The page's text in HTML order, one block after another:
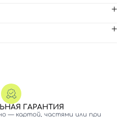
ГАРАНТИЯ
— картой, частями или при